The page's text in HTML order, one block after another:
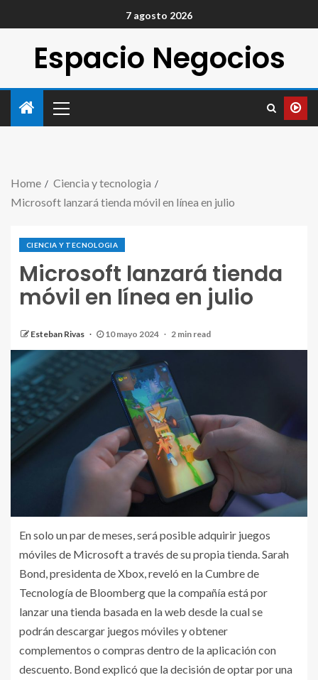
7 agosto 2026
Espacio Negocios
Home
Ciencia y tecnologia
Microsoft lanzará tienda móvil en línea en julio
CIENCIA Y TECNOLOGIA
Microsoft lanzará tienda
móvil en línea en julio
Esteban Rivas 10 mayo 2024 2 min read
En solo un par de meses, será posible adquirir juegos
móviles de Microsoft a través de su propia tienda. Sarah
Bond, presidenta de Xbox, reveló en la Cumbre de
Tecnología de Bloomberg que la compañía está por
lanzar una tienda basada en la web desde la cual se
podrán descargar juegos móviles y obtener
complementos o compras dentro de la aplicación con
descuento. Bond explicó que la decisión de optar por una